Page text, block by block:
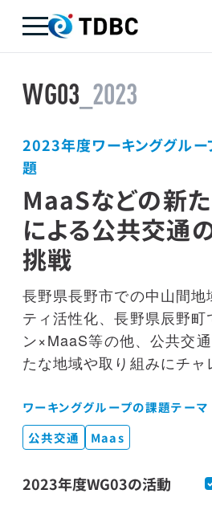
TDBC
WG03 _2023
2023年度ワーキンググル
題
MaaSなどの新
による公共交通
挑戦
長野県長野市での中山間地
ティ活性化、長野県辰野町
ン×MaaS等の他、公共交
たな地域や取り組みにチャ
ワーキンググループの課題テーマ
公共交通
Maas
2023年度WG03の活動